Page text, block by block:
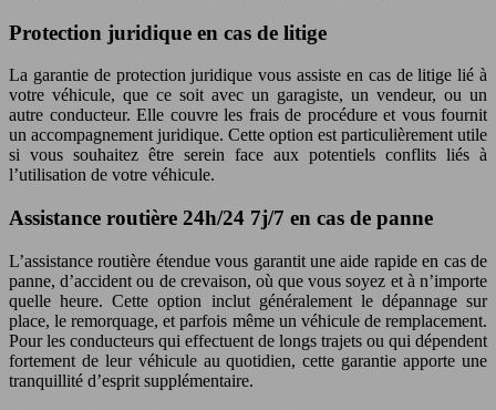
Protection juridique en cas de litige
La garantie de protection juridique vous assiste en cas de litige lié à
votre véhicule, que ce soit avec un garagiste, un vendeur, ou un
autre conducteur. Elle couvre les frais de procédure et vous fournit
un accompagnement juridique. Cette option est particulièrement utile
si vous souhaitez être serein face aux potentiels conflits liés à
l’utilisation de votre véhicule.
Assistance routière 24h/24 7j/7 en cas de panne
L’assistance routière étendue vous garantit une aide rapide en cas de
panne, d’accident ou de crevaison, où que vous soyez et à n’importe
quelle heure. Cette option inclut généralement le dépannage sur
place, le remorquage, et parfois même un véhicule de remplacement.
Pour les conducteurs qui effectuent de longs trajets ou qui dépendent
fortement de leur véhicule au quotidien, cette garantie apporte une
tranquillité d’esprit supplémentaire.